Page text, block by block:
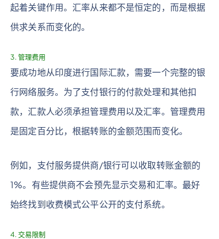
起着关键作用。汇率从来都不是恒定的，而是根据
供求关系而变化的。
3. 管理费用
要成功地从印度进行国际汇款，需要一个完整的银
行网络服务。为了支付银行的付款处理和其他扣
款，汇款人必须承担管理费用以及汇率。管理费用
是固定百分比，根据转账的金额范围而变化。
例如，支付服务提供商/银行可以收取转账金额的
1%。有些提供商不会预先显示交易和汇率。最好
始终找到收费模式公平公开的支付系统。
4. 交易限制